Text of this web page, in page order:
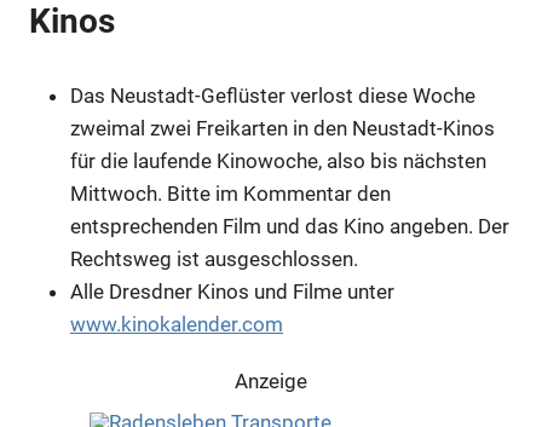
Kinos
Das Neustadt-Geflüster verlost diese Woche
zweimal zwei Freikarten in den Neustadt-Kinos
für die laufende Kinowoche, also bis nächsten
Mittwoch. Bitte im Kommentar den
entsprechenden Film und das Kino angeben. Der
Rechtsweg ist ausgeschlossen.
Alle Dresdner Kinos und Filme unter
www.kinokalender.com
Anzeige